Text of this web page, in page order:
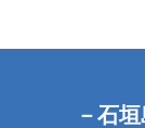
－石